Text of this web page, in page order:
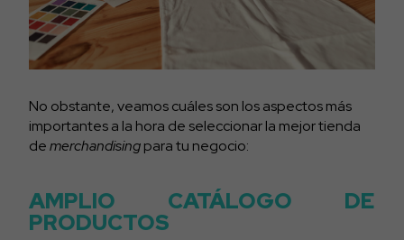
No obstante, veamos cuáles son los aspectos más
importantes a la hora de seleccionar la mejor tienda
demerchandisingpara tu negocio:
AMPLIO CATÁLOGO DE
PRODUCTOS